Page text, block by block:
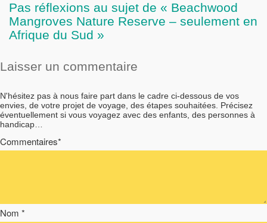
Pas réflexions au sujet de « Beachwood
Mangroves Nature Reserve – seulement en
Afrique du Sud »
Laisser un commentaire
N'hésitez pas à nous faire part dans le cadre ci-dessous de vos
envies, de votre projet de voyage, des étapes souhaitées. Précisez
éventuellement si vous voyagez avec des enfants, des personnes à
handicap…
Commentaires*
Nom *